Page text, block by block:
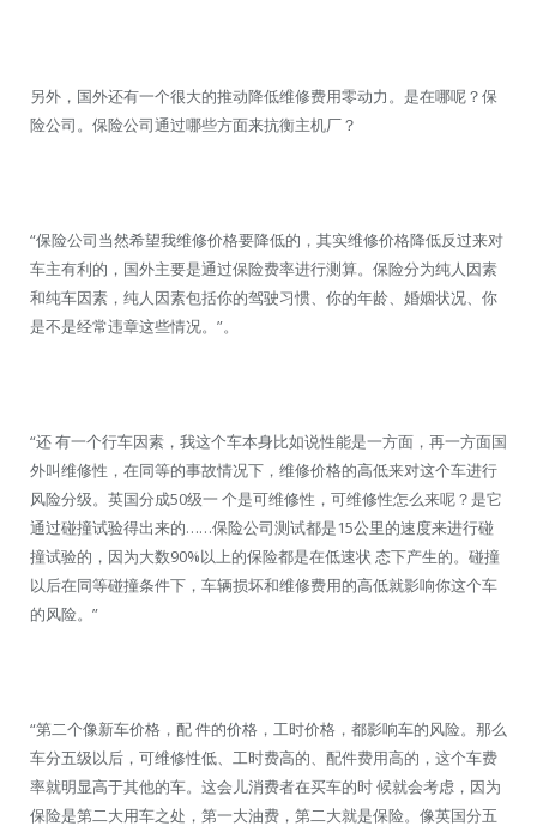
另外，国外还有一个很大的推动降低维修费用零动力。是在哪呢？保
险公司。保险公司通过哪些方面来抗衡主机厂？
“保险公司当然希望我维修价格要降低的，其实维修价格降低反过来对
车主有利的，国外主要是通过保险费率进行测算。保险分为纯人因素
和纯车因素，纯人因素包括你的驾驶习惯、你的年龄、婚姻状况、你
是不是经常违章这些情况。”。
“还 有一个行车因素，我这个车本身比如说性能是一方面，再一方面国
外叫维修性，在同等的事故情况下，维修价格的高低来对这个车进行
风险分级。英国分成50级一 个是可维修性，可维修性怎么来呢？是它
通过碰撞试验得出来的……保险公司测试都是15公里的速度来进行碰
撞试验的，因为大数90%以上的保险都是在低速状 态下产生的。碰撞
以后在同等碰撞条件下，车辆损坏和维修费用的高低就影响你这个车
的风险。”
“第二个像新车价格，配 件的价格，工时价格，都影响车的风险。那么
车分五级以后，可维修性低、工时费高的、配件费用高的，这个车费
率就明显高于其他的车。这会儿消费者在买车的时 候就会考虑，因为
保险是第二大用车之处，第一大油费，第二大就是保险。像英国分五